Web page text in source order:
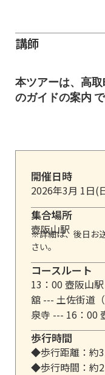
講師
本ツアーは、高
のガイドの案内 で
開催日時
2026年3月 1日(
集合場所
壺阪山駅
※詳細は、後日お
さい。
コースルート
13：00 壺阪山
舘 --- 土佐街道
泉寺 --- 16：00
歩行時間
◆歩行距離：約
◆歩行時間：約